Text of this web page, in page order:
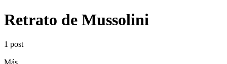
Retrato de Mussolini
1 post